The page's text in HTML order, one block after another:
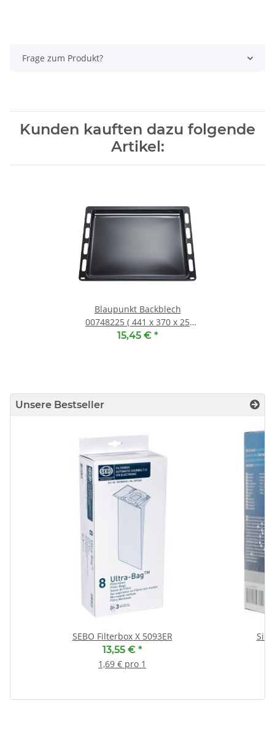
Frage zum Produkt?
Kunden kauften dazu folgende
Artikel:
Blaupunkt Backblech
00748225 ( 441 x 370 x 25
mm )
15,45 € *
Unsere Bestseller
SEBO Filterbox X 5093ER
13,55 € *
1,69 € pro 1